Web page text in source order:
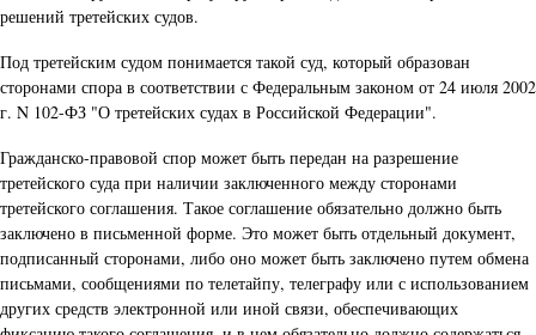
решений третейских судов.
Под третейским судом понимается такой суд, который образован
сторонами спора в соответствии с Федеральным законом от 24 июля 2002
г. N 102-ФЗ "О третейских судах в Российской Федерации".
Гражданско-правовой спор может быть передан на разрешение
третейского суда при наличии заключенного между сторонами
третейского соглашения. Такое соглашение обязательно должно быть
заключено в письменной форме. Это может быть отдельный документ,
подписанный сторонами, либо оно может быть заключено путем обмена
письмами, сообщениями по телетайпу, телеграфу или с использованием
других средств электронной или иной связи, обеспечивающих